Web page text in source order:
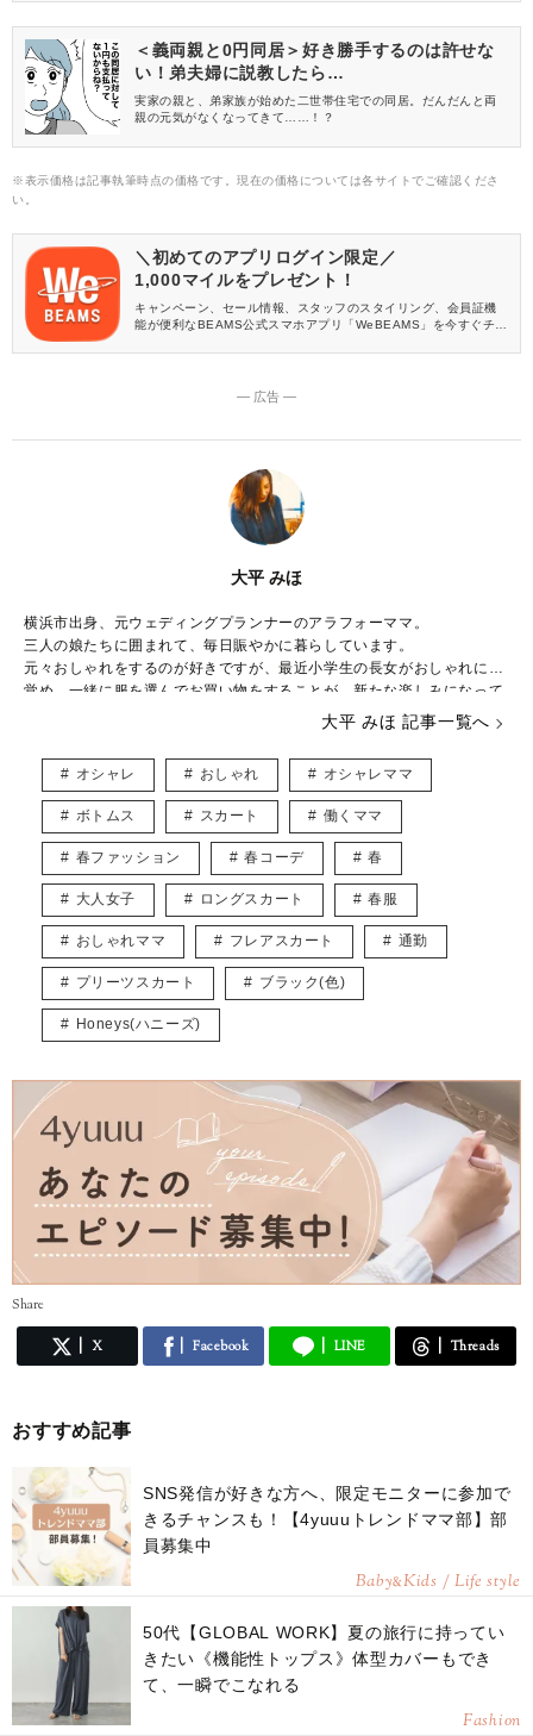
り印象が変わるので、好みのものを探してみてくださいね。
＜義両親と0円同居＞好き勝手するのは許せな
い！弟夫婦に説教したら…
実家の親と、弟家族が始めた二世帯住宅での同居。だんだんと両
親の元気がなくなってきて……！？
※表示価格は記事執筆時点の価格です。現在の価格については各サイトでご確認くださ
い。
＼初めてのアプリログイン限定／
1,000マイルをプレゼント！
キャンペーン、セール情報、スタッフのスタイリング、会員証機
能が便利なBEAMS公式スマホアプリ「WeBEAMS」を今すぐチェ
― 広告 ―
大平 みほ
横浜市出身、元ウェディングプランナーのアラフォーママ。
三人の娘たちに囲まれて、毎日賑やかに暮らしています。
元々おしゃれをするのが好きですが、最近小学生の長女がおしゃれに目
覚め、一緒に服を選んでお買い物をすることが、新たな楽しみになって
イベントを考え、全力で楽しんでいます。
やりたいことがたくさんありすぎて、毎日時間が足りないのがちょっと
した悩み。
ベビーマッサージ、ベビーヨガの資格持っています。
育児をしながら、多くのママが楽しめるような記事をお届けできたらと
思っています。
大平 みほ 記事一覧へ
オシャレ おしゃれ オシャレママ
ボトムス スカート 働くママ
春ファッション 春コーデ 春
大人女子 ロングスカート 春服
おしゃれママ フレアスカート 通勤
プリーツスカート ブラック(色)
Honeys(ハニーズ)
Share
X Facebook LINE Threads
おすすめ記事
SNS発信が好きな方へ、限定モニターに参加で
きるチャンスも！【4yuuuトレンドママ部】部
員募集中
Baby&Kids / Life style
50代【GLOBAL WORK】夏の旅行に持ってい
きたい《機能性トップス》体型カバーもでき
て、一瞬でこなれる
Fashion